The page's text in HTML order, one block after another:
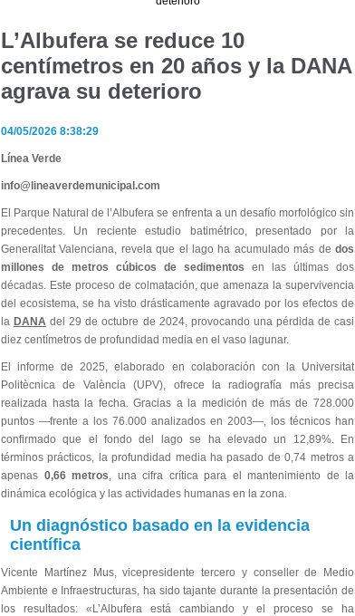
L’Albufera se reduce 10
centímetros en 20 años y la DANA
agrava su deterioro
04/05/2026 8:38:29
Línea Verde
info@lineaverdemunicipal.com
El Parque Natural de l’Albufera se enfrenta a un desafío morfológico sin
precedentes. Un reciente estudio batimétrico, presentado por la
Generalitat Valenciana, revela que el lago ha acumulado más de dos
millones de metros cúbicos de sedimentos en las últimas dos
décadas. Este proceso de colmatación, que amenaza la supervivencia
del ecosistema, se ha visto drásticamente agravado por los efectos de
la DANA del 29 de octubre de 2024, provocando una pérdida de casi
diez centímetros de profundidad media en el vaso lagunar.
El informe de 2025, elaborado en colaboración con la Universitat
Politècnica de València (UPV), ofrece la radiografía más precisa
realizada hasta la fecha. Gracias a la medición de más de 728.000
puntos —frente a los 76.000 analizados en 2003—, los técnicos han
confirmado que el fondo del lago se ha elevado un 12,89%. En
términos prácticos, la profundidad media ha pasado de 0,74 metros a
apenas 0,66 metros, una cifra crítica para el mantenimiento de la
dinámica ecológica y las actividades humanas en la zona.
Un diagnóstico basado en la evidencia
científica
Vicente Martínez Mus, vicepresidente tercero y conseller de Medio
Ambiente e Infraestructuras, ha sido tajante durante la presentación de
los resultados: «L’Albufera está cambiando y el proceso se ha